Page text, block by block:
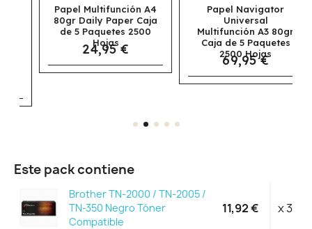
Papel Multifunción A4
80gr Daily Paper Caja
de 5 Paquetes 2500
Hojas
24,95 €
Papel Navigator
Universal
Multifunción A3 80gr
Caja de 5 Paquetes
2500 Hojas
69,95 €
Este pack contiene
Brother TN-2000 / TN-2005 /
TN-350 Negro Tóner
Compatible
11,92 € x 3